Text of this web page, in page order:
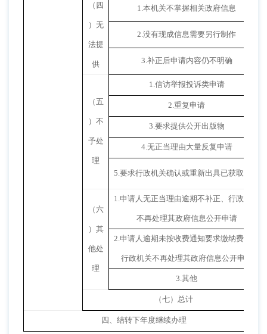
（四
）无
法提
供
1.本机关不掌握相关政府信息
2.没有现成信息需要另行制作
3.补正后申请内容仍不明确
（五
）不
予处
理
1.信访举报投诉类申请
2.重复申请
3.要求提供公开出版物
4.无正当理由大量反复申请
5.要求行政机关确认或重新出具已获取信息
（六
）其
他处
理
1.申请人无正当理由逾期不补正、行政机关
不再处理其政府信息公开申请
2.申请人逾期未按收费通知要求缴纳费用、
行政机关不再处理其政府信息公开申请
3.其他
（七）总计
四、结转下年度继续办理